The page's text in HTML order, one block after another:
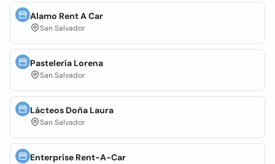
Alamo Rent A Car
San Salvador
Pastelería Lorena
San Salvador
Lácteos Doña Laura
San Salvador
Enterprise Rent-A-Car